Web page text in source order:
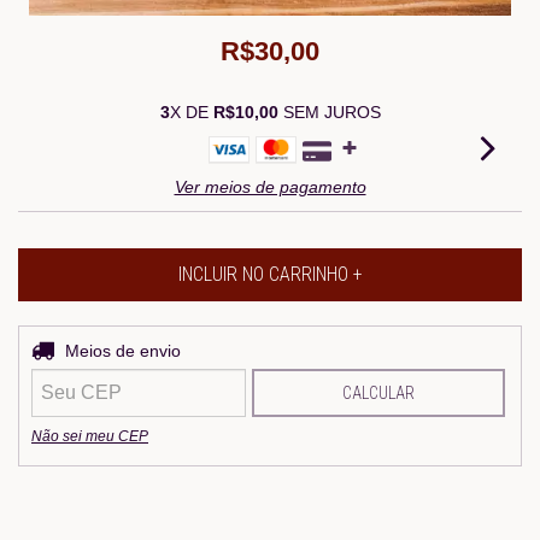
R$30,00
3X DE R$10,00SEM JUROS
Ver meios de pagamento
Entregas para o CEP:
Meios de envio
CALCULAR
Não sei meu CEP